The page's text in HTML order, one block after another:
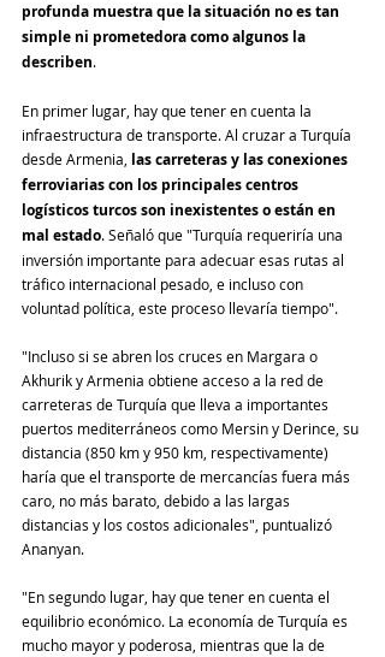
profunda muestra que la situación no es tan
simple ni prometedora como algunos la
describen.
En primer lugar, hay que tener en cuenta la
infraestructura de transporte. Al cruzar a Turquía
desde Armenia, las carreteras y las conexiones
ferroviarias con los principales centros
logísticos turcos son inexistentes o están en
mal estado. Señaló que "Turquía requeriría una
inversión importante para adecuar esas rutas al
tráfico internacional pesado, e incluso con
voluntad política, este proceso llevaría tiempo".
"Incluso si se abren los cruces en Margara o
Akhurik y Armenia obtiene acceso a la red de
carreteras de Turquía que lleva a importantes
puertos mediterráneos como Mersin y Derince, su
distancia (850 km y 950 km, respectivamente)
haría que el transporte de mercancías fuera más
caro, no más barato, debido a las largas
distancias y los costos adicionales", puntualizó
Ananyan.
"En segundo lugar, hay que tener en cuenta el
equilibrio económico. La economía de Turquía es
mucho mayor y poderosa, mientras que la de